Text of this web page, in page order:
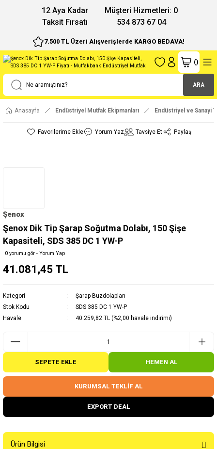
12 Aya Kadar
Taksit Fırsatı
Müşteri Hizmetleri: 0
534 873 67 04
7.500 TL Üzeri Alışverişlerde KARGO BEDAVA!
ARA
()
Anasayfa Endüstriyel Mutfak Ekipmanları Endüstriyel ve Sanayi
Yorum Yaz Tavsiye Et Paylaş
Şenox
Şenox Dik Tip Şarap Soğutma Dolabı, 150 Şişe
Kapasiteli, SDS 385 DC 1 YW-P
0 yorumu gör - Yorum Yap
41.081,45 TL
Kategori
Şarap Buzdolapları
Stok Kodu
SDS 385 DC 1 YW-P
Havale
40.259,82 TL (%2,00 havale indirimi)
SEPETE EKLE HEMEN AL
KURUMSAL TEKLİF AL
EXPORT DEAL
Ürün Bilgisi